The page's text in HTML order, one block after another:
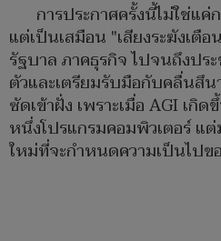
การประกาศครั้งนี้ไม่ใช่แ
แต่เป็นเสมือน "เสียงระฆังเตื
รัฐบาล ภาคธุรกิจ ไปจนถึงป
ตัวและเตรียมรับมือกับคลื่นสึน
ซัดเข้าฝั่ง เพราะเมื่อ AGI เกิ
หนึ่งโปรแกรมคอมพิวเตอร์ แ
ใหม่ที่จะกำหนดความเป็นไป